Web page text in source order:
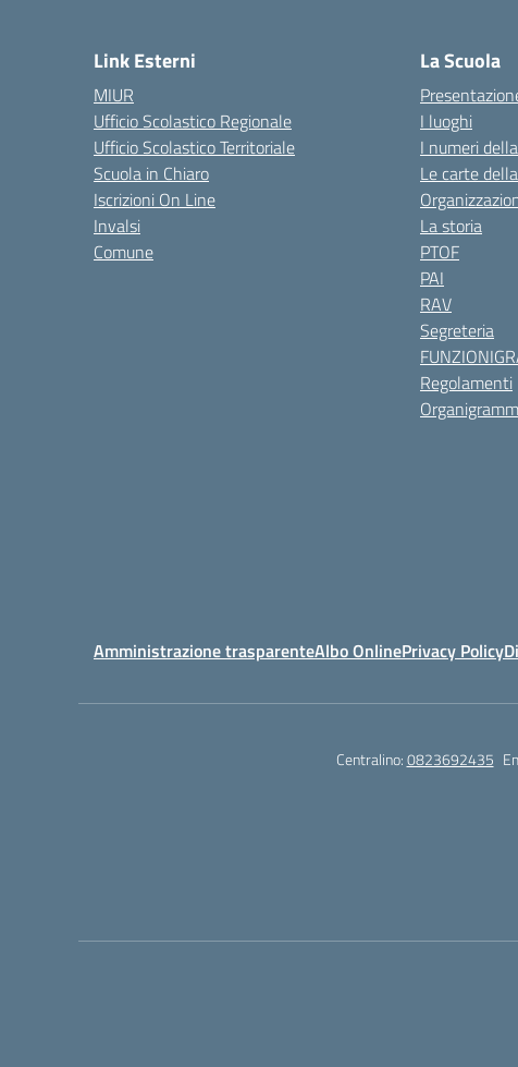
Link Esterni
MIUR
Ufficio Scolastico Regionale
Ufficio Scolastico Territoriale
Scuola in Chiaro
Iscrizioni On Line
Invalsi
Comune
La Scuola
I luoghi
I numeri
Le carte
La storia
PTOF
PAI
RAV
Segreteria
Regolamenti
Amministrazione trasparenteAlbo OnlinePrivacy Policy
Centralino:0823692435